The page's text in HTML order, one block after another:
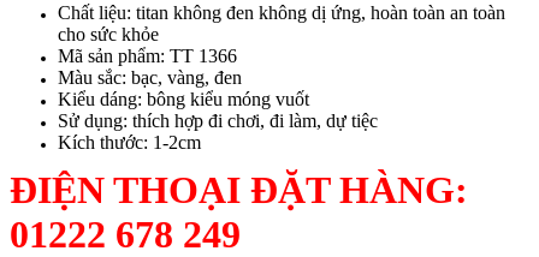
Chất liệu: titan không đen không dị ứng, hoàn toàn an toàn
cho sức khỏe
Mã sản phẩm: TT 1366
Màu sắc: bạc, vàng, đen
Kiểu dáng: bông kiểu móng vuốt
Sử dụng: thích hợp đi chơi, đi làm, dự tiệc
Kích thước: 1-2cm
ĐIỆN THOẠI ĐẶT HÀNG:
01222 678 249